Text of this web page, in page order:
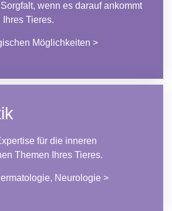
wenn es darauf ankommt
Tieres.
Möglichkeiten >
für die inneren
Themen Ihres Tieres.
Neurologie >